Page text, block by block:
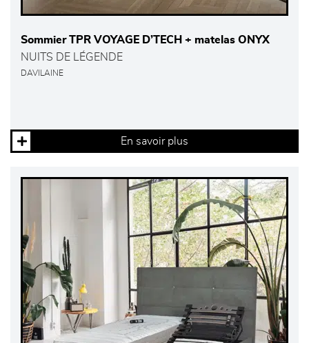
Sommier TPR VOYAGE D’TECH + matelas ONYX
NUITS DE LÉGENDE
DAVILAINE
En savoir plus